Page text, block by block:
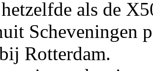
als de
Scheveningen
Rotterdam.